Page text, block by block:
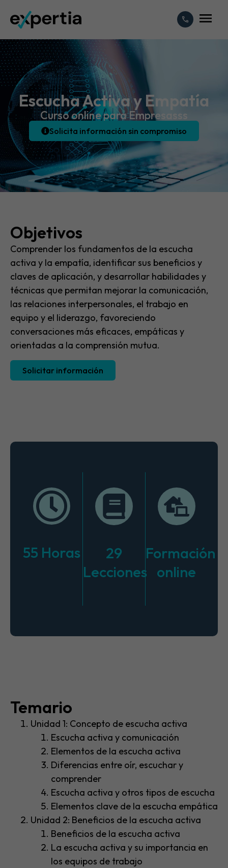
Escucha Activa y Empatía
Curso online para Empresasss
Solicita información sin compromiso
Objetivos
Comprender los fundamentos de la escucha
activa y la empatía, identificar sus beneficios y
claves de aplicación, y desarrollar habilidades y
técnicas que permitan mejorar la comunicación,
las relaciones interpersonales, el trabajo en
equipo y el liderazgo, favoreciendo
conversaciones más eficaces, empáticas y
orientadas a la comprensión mutua.
Solicitar información
55 Horas
29
Lecciones
Formación
online
Temario​
Unidad 1: Concepto de escucha activa
Escucha activa y comunicación
Elementos de la escucha activa
Diferencias entre oír, escuchar y
comprender
Escucha activa y otros tipos de escucha
Elementos clave de la escucha empática
Unidad 2: Beneficios de la escucha activa
Beneficios de la escucha activa
La escucha activa y su importancia en
los equipos de trabajo